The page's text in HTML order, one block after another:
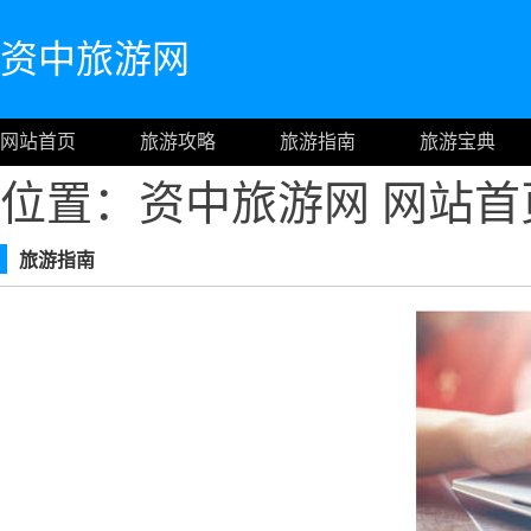
资中旅游网
网站首页 旅游攻略 旅游指南 旅游宝典
位置：资中旅游网 网站
旅游指南